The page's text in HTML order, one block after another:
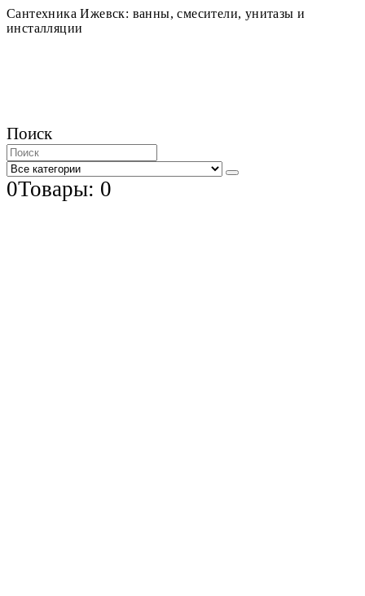
Сантехника Ижевск: ванны, смесители, унитазы и
инсталляции
Поиск
0Товары: 0